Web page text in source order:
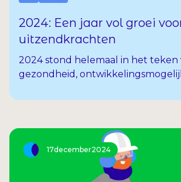
2024: Een jaar vol groei
uitzendkrachten
2024 stond helemaal in het teken
gezondheid,
hoogtepunt misschien wel onze
plek waar je direct toegang hebt
vergoedingen en praktische tips
veilig en vaardig werken.
17december2024